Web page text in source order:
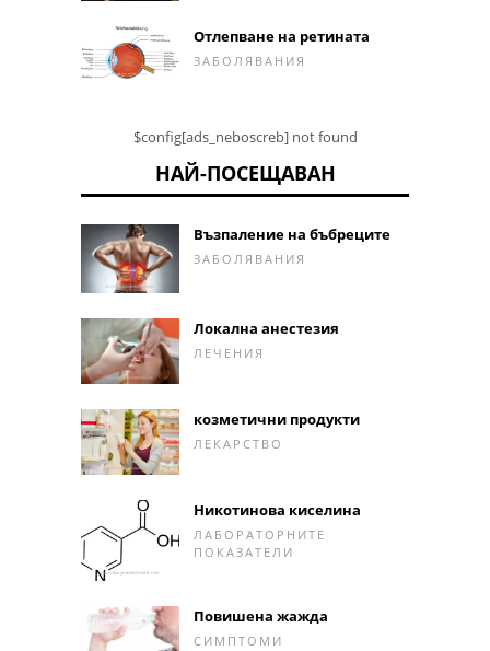
Отлепване на ретината
ЗАБОЛЯВАНИЯ
$config[ads_neboscreb] not found
НАЙ-ПОСЕЩАВАН
Възпаление на бъбреците
ЗАБОЛЯВАНИЯ
Локална анестезия
ЛЕЧЕНИЯ
козметични продукти
ЛЕКАРСТВО
Никотинова киселина
ЛАБОРАТОРНИТЕ
ПОКАЗАТЕЛИ
Повишена жажда
СИМПТОМИ